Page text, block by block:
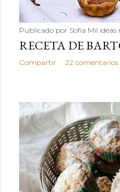
Publicado por Sofía Mil
RECETA DE
Compartir 22 comentarios